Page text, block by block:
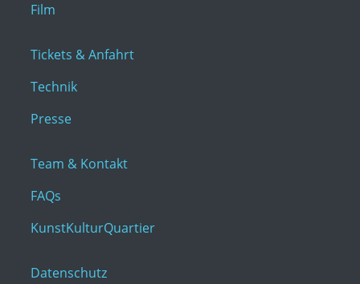
Film
Tickets & Anfahrt
Technik
Presse
Team & Kontakt
FAQs
KunstKulturQuartier
Datenschutz